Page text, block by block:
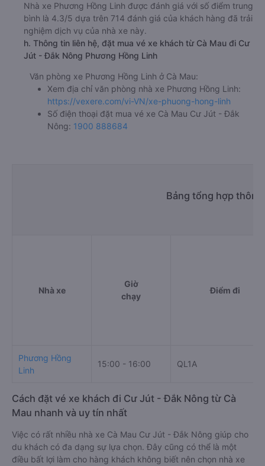
Nhà xe Phương Hồng Linh được đánh giá với số điểm trung
bình là 4.3/5 dựa trên 714 đánh giá của khách hàng đã trải
nghiệm dịch vụ của nhà xe này.
h. Thông tin liên hệ, đặt mua vé xe khách từ Cà Mau đi Cư
Jút - Đắk Nông Phương Hồng Linh
Văn phòng xe Phương Hồng Linh ở Cà Mau:
Xem địa chỉ văn phòng nhà xe Phương Hồng Linh:
https://vexere.com/vi-VN/xe-phuong-hong-linh
Số điện thoại đặt mua vé xe Cà Mau Cư Jút - Đắk
Nông: 1900 888684
Bảng tổng hợp
Nhà xe
Giờ
chạy
Điểm đi
Phương Hồng
Linh
15:00 - 16:00 QL1A
Cách đặt vé xe khách đi Cư Jút - Đắk Nông từ Cà
Mau nhanh và uy tín nhất
Việc có rất nhiều nhà xe Cà Mau Cư Jút - Đắk Nông giúp cho
du khách có đa dạng sự lựa chọn. Đây cũng có thể là một
điều bất lợi làm cho hàng khách không biết nên chọn nhà xe